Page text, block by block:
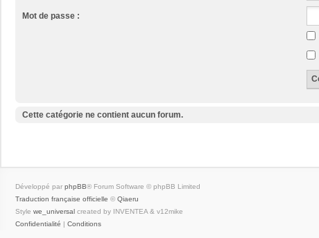
Mot de passe :
Cette catégorie ne contient aucun forum.
Développé par phpBB® Forum Software © phpBB Limited
Traduction française officielle © Qiaeru
Style we_universal created by INVENTEA & v12mike
Confidentialité | Conditions